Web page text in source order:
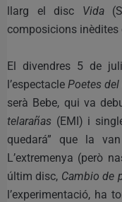
llarg el disc Vida
composicions inèdites
El divendres 5 de
l’espectaclePoetes del
serà Bebe, qui va
telarañas (EMI) i
quedará” que la
L’extremenya (però
últim disc, Cambio de
l’experimentació, ha